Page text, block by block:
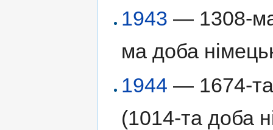
1943 — 1308-ма
ма доба
1944 — 1674-та
(1014-та доба